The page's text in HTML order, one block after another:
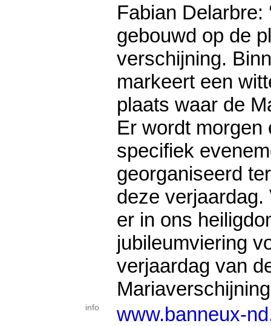
Fabian Delarbre:
gebouwd op de
verschijning.
markeert een
plaats waar de
Er wordt morgen
specifiek
georganiseerd
deze verjaardag.
er in ons
jubileumviering
verjaardag van
info www.banneux-